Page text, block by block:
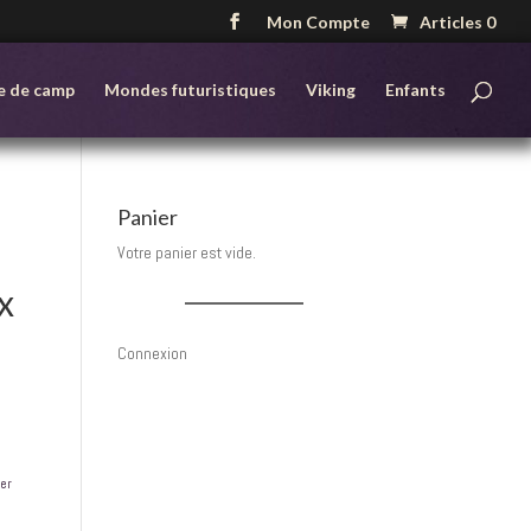
Mon Compte Articles 0
de camp Mondes futuristiques Viking Enfants
Panier
Votre panier est vide.
Connexion